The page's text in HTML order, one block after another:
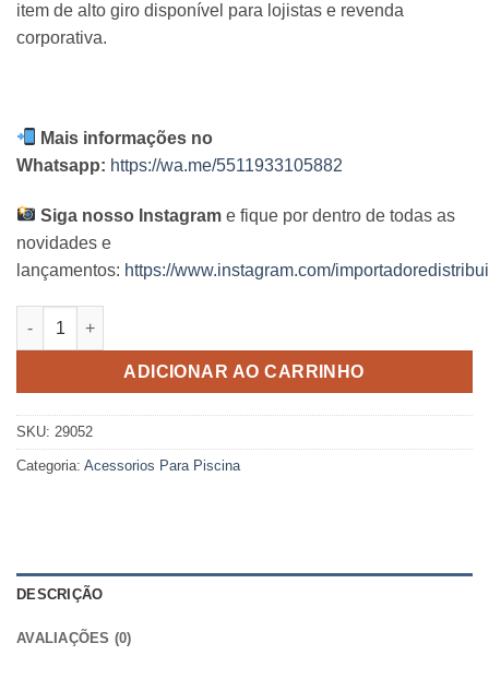
item de alto giro disponível para lojistas e revenda
corporativa.
Mais informações no
Whatsapp: https://wa.me/5511933105882
Siga nosso Instagram e fique por dentro de todas as
novidades e
lançamentos: https://www.instagram.com/
Escova Reta Intex quantidade
ADICIONAR AO CARRINHO
SKU: 29052
Categoria: Acessorios Para Piscina
DESCRIÇÃO
AVALIAÇÕES (0)